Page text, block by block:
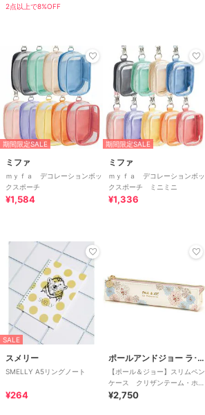
2点以上で8%OFF
期間限定SALE
ミファ
ｍｙｆａ デコレーションボッ
クスポーチ
¥1,584
期間限定SALE
ミファ
ｍｙｆａ デコレーションボッ
クスポーチ ミニミニ
¥1,336
SALE
スメリー
SMELLY A5リングノート
¥264
ポールアンドジョー ラ･パペトリー
【ポール＆ジョー】スリムペン
ケース クリザンテーム・ホワ
イト
¥2,750